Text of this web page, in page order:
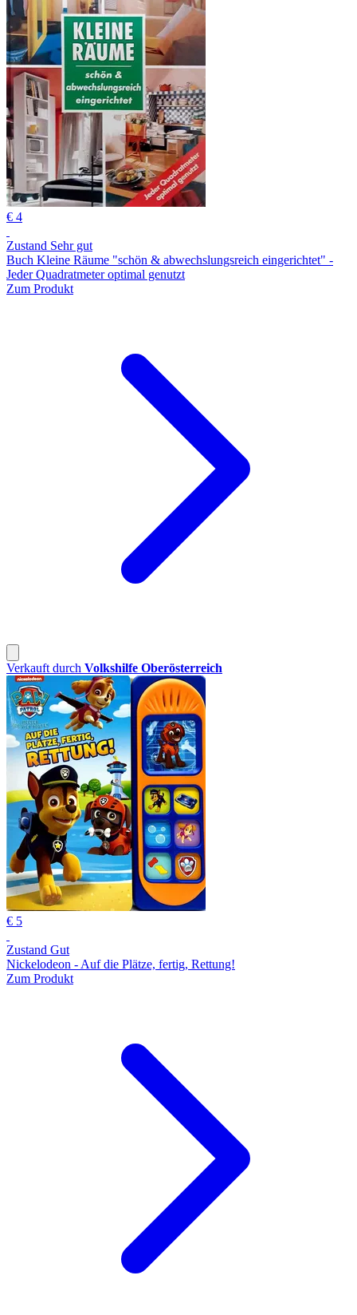
€ 4
Zustand Sehr gut
Buch Kleine Räume "schön & abwechslungsreich eingerichtet" -
Jeder Quadratmeter optimal genutzt
Zum Produkt
Verkauft durch Volkshilfe Oberösterreich
€ 5
Zustand Gut
Nickelodeon - Auf die Plätze, fertig, Rettung!
Zum Produkt